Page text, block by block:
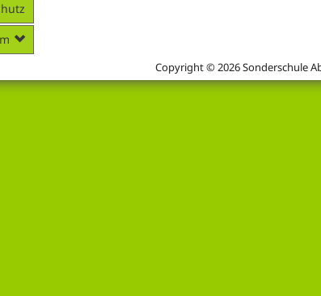
Copyright © 2026 Sonderschule